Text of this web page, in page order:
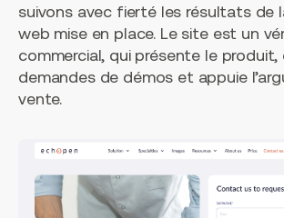
suivons avec fierté les résultats de
web mise en place. Le site est un
commercial, qui présente le
demandes de démos et appuie
vente.